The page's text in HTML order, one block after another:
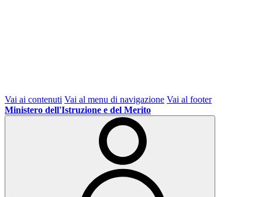
Vai ai contenuti Vai al menu di navigazione Vai al footer
Ministero dell'Istruzione e del Merito